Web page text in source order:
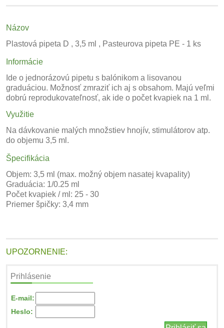
Názov
Plastová pipeta D , 3,5 ml , Pasteurova pipeta PE - 1 ks
Informácie
Ide o jednorázovú pipetu s balónikom a lisovanou
graduáciou. Možnosť zmraziť ich aj s obsahom. Majú veľmi
dobrú reprodukovateľnosť, ak ide o počet kvapiek na 1 ml.
Využitie
Na dávkovanie malých množstiev hnojív, stimulátorov atp.
do objemu 3,5 ml.
Špecifikácia
Objem: 3,5 ml (max. možný objem nasatej kvapality)
Graduácia: 1/0.25 ml
Počet kvapiek / ml: 25 - 30
Priemer špičky: 3,4 mm
UPOZORNENIE:
Prihlásenie
E-mail:
Heslo: